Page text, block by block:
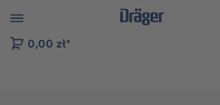
do nawigacji na platformie B2B
0,00 zł*